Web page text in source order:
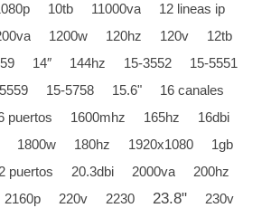
10tb 11000va
12 lineas ip
1200w 120hz 120v
12tb
14″ 144hz 15-3552
15-5551
15-5758 15.6"
16 canales
puertos 1600mhz 165hz 16dbi
1800w 180hz 1920x1080
1gb
2 puertos 20.3dbi 2000va
200hz
2160p 220v 2230 23.8"
230v